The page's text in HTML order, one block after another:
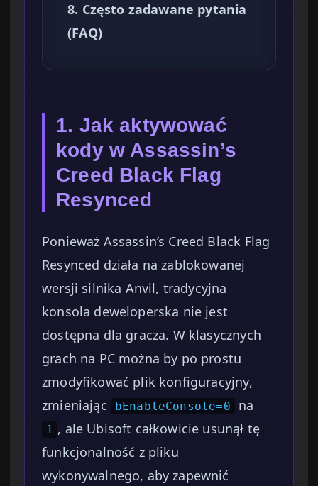
8. Często zadawane pytania
(FAQ)
1. Jak aktywować
kody w Assassin’s
Creed Black Flag
Resynced
Ponieważ Assassin’s Creed Black Flag
Resynced działa na zablokowanej
wersji silnika Anvil, tradycyjna
konsola deweloperska nie jest
dostępna dla gracza. W klasycznych
grach na PC można by po prostu
zmodyfikować plik konfiguracyjny,
zmieniając
bEnableConsole=0 na
1 , ale Ubisoft całkowicie usunął tę
funkcjonalność z pliku
wykonywalnego, aby zapewnić